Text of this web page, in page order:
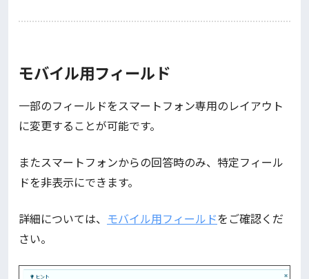
モバイル用フィールド
一部のフィールドをスマートフォン専用のレイアウト
に変更することが可能です。
またスマートフォンからの回答時のみ、特定フィール
ドを非表示にできます。
詳細については、 モバイル用フィールドをご確認くだ
さい。